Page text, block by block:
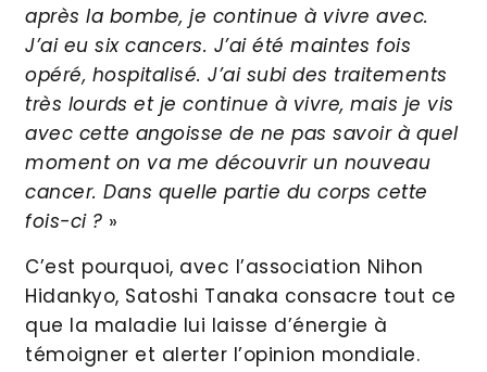
après la bombe, je continue à vivre avec.
J’ai eu six cancers. J’ai été maintes fois
opéré, hospitalisé. J’ai subi des traitements
très lourds et je continue à vivre, mais je vis
avec cette angoisse de ne pas savoir à quel
moment on va me découvrir un nouveau
cancer. Dans quelle partie du corps cette
fois-ci ? »
C’est pourquoi, avec l’association Nihon
Hidankyo, Satoshi Tanaka consacre tout ce
que la maladie lui laisse d’énergie à
témoigner et alerter l’opinion mondiale.